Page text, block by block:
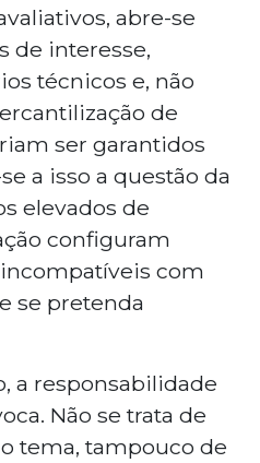
abre-se
de interesse,
técnicos e, não
de
ser garantidos
a isso a questão da
elevados de
configuram
com
se pretenda
a responsabilidade
Não se trata de
tema, tampouco de